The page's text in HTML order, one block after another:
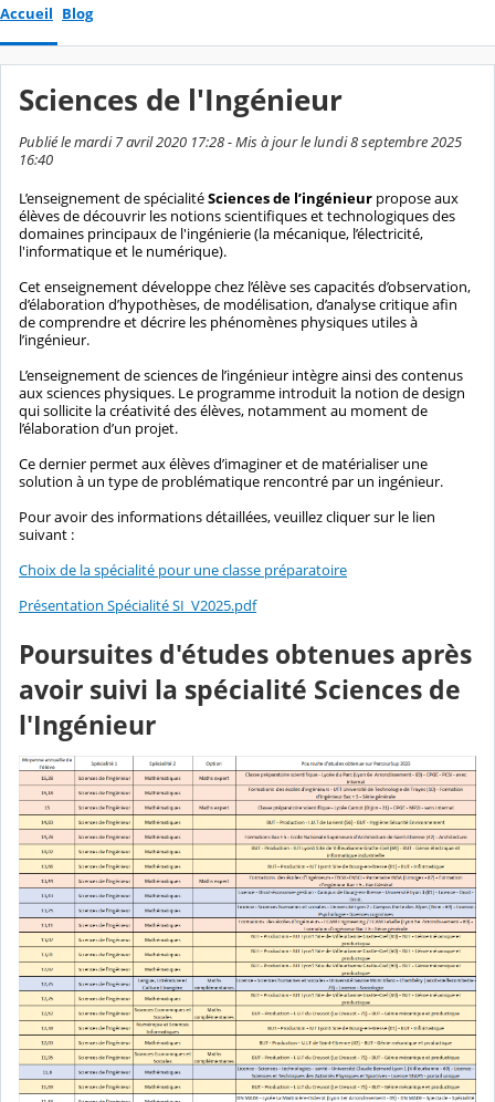
Accueil Blog
Sciences de l'Ingénieur
Publié le mardi 7 avril 2020 17:28 - Mis à jour le lundi 8 septembre 2025
16:40
L’enseignement de spécialitéSciences de l’ingénieur propose aux
élèves de découvrir les notions scientifiques et technologiques des
domaines principaux de l'ingénierie (la mécanique, l’électricité,
l'informatique et le numérique).
Cet enseignement développe chez l’élève ses capacités d’observation,
d’élaboration d’hypothèses, de modélisation, d’analyse critique afin
de comprendre et décrire les phénomènes physiques utiles à
l’ingénieur.
L’enseignement de sciences de l’ingénieur intègre ainsi des contenus
aux sciences physiques. Le programme introduit la notion de design
qui sollicite la créativité des élèves, notamment au moment de
l’élaboration d’un projet.
Ce dernier permet aux élèves d’imaginer et de matérialiser une
solution à un type de problématique rencontré par un ingénieur.
Pour avoir des informations détaillées, veuillez cliquer sur le lien
suivant :
Choix de la spécialité pour une classe préparatoire
Présentation Spécialité SI_V2025.pdf
Poursuites d'études obtenues après
avoir suivi la spécialité Sciences de
l'Ingénieur